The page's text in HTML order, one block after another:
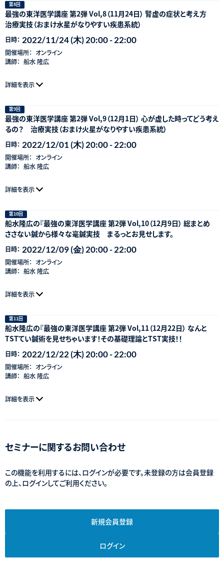
第8回
最強の東洋医学講座 第2弾 Vol,8（11月24日） 腎虚の症状と考え方
治療実技（おまけ水星がなりやすい疾患系統）
日時： 2022/11/24 (木) 20:00 - 22:00
開催場所： オンライン
講師： 船水 隆広
詳細を表示
第9回
最強の東洋医学講座 第2弾 Vol,9（12月1日） 心が虚した時ってどう考え
るの？ 治療実技（おまけ火星がなりやすい疾患系統）
日時： 2022/12/01 (木) 20:00 - 22:00
開催場所： オンライン
講師： 船水 隆広
詳細を表示
第10回
船水隆広の『最強の東洋医学講座 第2弾 Vol,10（12月9日） 総まとめ
ささない鍼から様々な毫鍼実技 まるっとお見せします。
日時： 2022/12/09 (金) 20:00 - 22:00
開催場所： オンライン
講師： 船水 隆広
詳細を表示
第11回
船水隆広の『最強の東洋医学講座 第2弾 Vol,11（12月22日） なんと
TSTてい鍼術を見せちゃいます！その基礎理論とTST実技！！
日時： 2022/12/22 (木) 20:00 - 22:00
開催場所： オンライン
講師： 船水 隆広
詳細を表示
セミナーに関するお問い合わせ
この機能を利用するには、ログインが必要です。未登録の方は会員登録
の上、ログインしてご利用ください。
新規会員登録
ログイン